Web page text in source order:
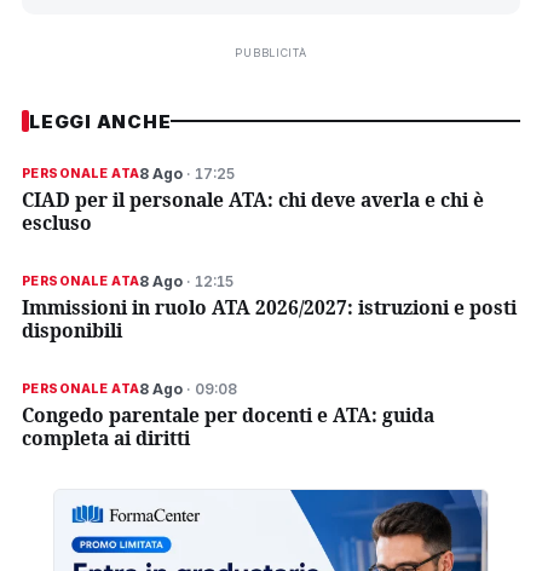
PUBBLICITÀ
LEGGI ANCHE
PERSONALE ATA8 Ago · 17:25
CIAD per il personale ATA: chi deve averla e chi è
escluso
PERSONALE ATA8 Ago · 12:15
Immissioni in ruolo ATA 2026/2027: istruzioni e posti
disponibili
PERSONALE ATA8 Ago · 09:08
Congedo parentale per docenti e ATA: guida
completa ai diritti